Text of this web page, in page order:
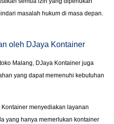
masalah hukum di masa depan.
oleh DJaya Kontainer
Malang, DJaya Kontainer juga
yang dapat memenuhi kebutuhan
Kontainer menyediakan layanan
yang hanya memerlukan kontainer